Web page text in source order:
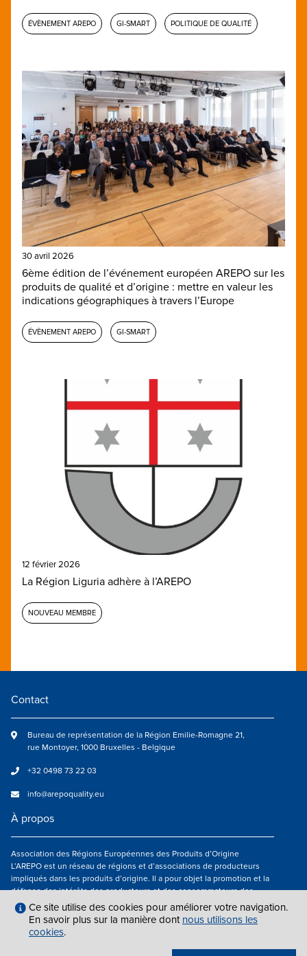
ÉVÈNEMENT AREPO GI-SMART POLITIQUE DE QUALITÉ
30 avril 2026
6ème édition de l’événement européen AREPO sur les
produits de qualité et d’origine : mettre en valeur les
indications géographiques à travers l’Europe
ÉVÈNEMENT AREPO GI-SMART
12 février 2026
La Région Liguria adhère à l’AREPO
NOUVEAU MEMBRE
Contact
Bureau de représentation de la Région Emilie-Romagne 21,
rue Montoyer, 1000 Bruxelles - Belgique
+32 0498 73 22 03
info@arepoquality.eu
À propos
Association des Régions Européennes des Produits d’Origine
L’AREPO est un réseau de régions et d’associations de producteurs
impliqués dans les produits d’origine. Il a pour objet la promotion et la
défense des intérêts des producteurs et des consommateurs des
régions européennes engagés dans la valorisation des produits
agroalimentaires de qualité.
Nous suivre
Ce site utilise des cookies pour améliorer votre navigation.
En savoir plus sur la manière dont nous utilisons les
cookies.